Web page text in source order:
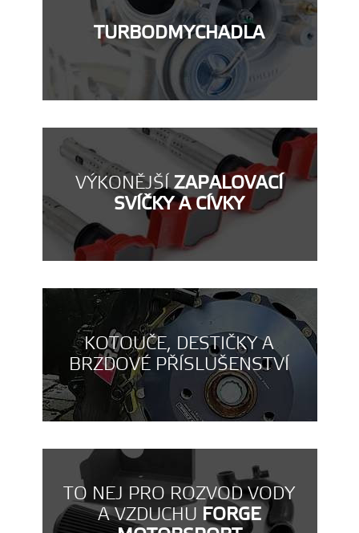
TURBODMYCHADLA
VÝKONĚJŠÍZAPALOVACÍ
SVÍČKY A CÍVKY
KOTOUČE, DESTIČKY A
BRZDOVÉ PŘÍSLUŠENSTVÍ
TO NEJ PRO ROZVOD VODY
A VZDUCHU FORGE